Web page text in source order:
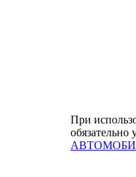
При
обязательно